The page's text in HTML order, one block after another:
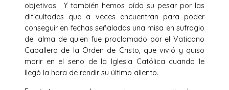
objetivos. Y también hemos oído su pesar por las
dificultades que a veces encuentran para poder
conseguir en fechas señaladas una misa en sufragio
del alma de quien fue proclamado por el Vaticano
Caballero de la Orden de Cristo, que vivió y quiso
morir en el seno de la Iglesia Católica cuando le
llegó la hora de rendir su último aliento.